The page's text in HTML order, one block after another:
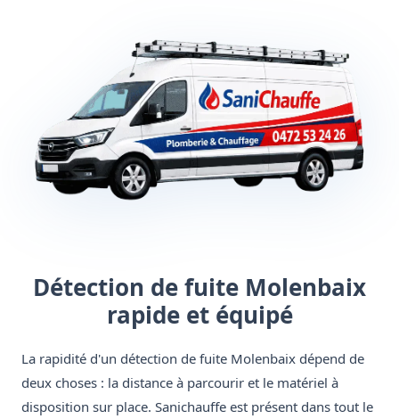
Détection de fuite Molenbaix
rapide et équipé
La rapidité d'un détection de fuite Molenbaix dépend de
deux choses : la distance à parcourir et le matériel à
disposition sur place. Sanichauffe est présent dans tout le